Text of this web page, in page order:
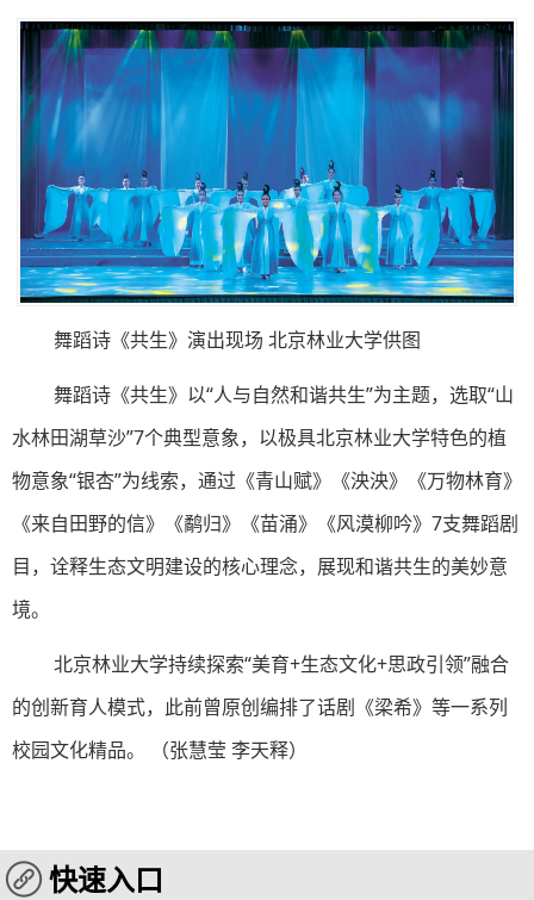
舞蹈诗《共生》演出现场 北京林业大学供图
舞蹈诗《共生》以“人与自然和谐共生”为主题，选取“山
水林田湖草沙”7个典型意象，以极具北京林业大学特色的植
物意象“银杏”为线索，通过《青山赋》《泱泱》《万物林育》
《来自田野的信》《鹬归》《苗涌》《风漠柳吟》7支舞蹈剧
目，诠释生态文明建设的核心理念，展现和谐共生的美妙意
境。
北京林业大学持续探索“美育+生态文化+思政引领”融合
的创新育人模式，此前曾原创编排了话剧《梁希》等一系列
校园文化精品。 （张慧莹 李天释）
快速入口